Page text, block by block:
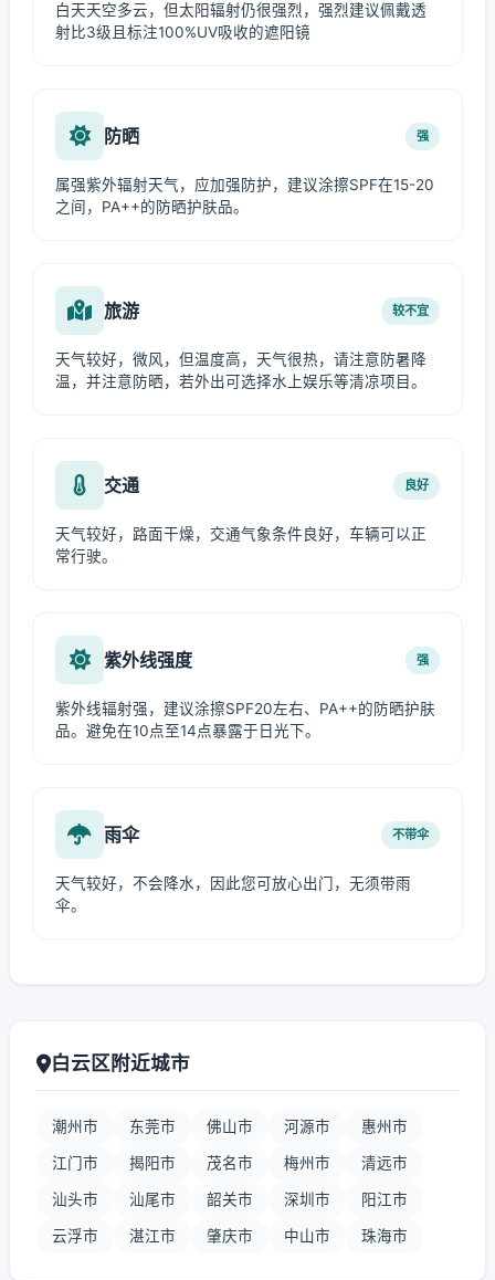
白天天空多云，但太阳辐射仍很强烈，强烈建议佩戴透
射比3级且标注100%UV吸收的遮阳镜
防晒 强
属强紫外辐射天气，应加强防护，建议涂擦SPF在15-20
之间，PA++的防晒护肤品。
旅游 较不宜
天气较好，微风，但温度高，天气很热，请注意防暑降
温，并注意防晒，若外出可选择水上娱乐等清凉项目。
交通 良好
天气较好，路面干燥，交通气象条件良好，车辆可以正
常行驶。
紫外线强度 强
紫外线辐射强，建议涂擦SPF20左右、PA++的防晒护肤
品。避免在10点至14点暴露于日光下。
雨伞 不带伞
天气较好，不会降水，因此您可放心出门，无须带雨
伞。
白云区附近城市
潮州市 东莞市 佛山市 河源市 惠州市
江门市 揭阳市 茂名市 梅州市 清远市
汕头市 汕尾市 韶关市 深圳市 阳江市
云浮市 湛江市 肇庆市 中山市 珠海市